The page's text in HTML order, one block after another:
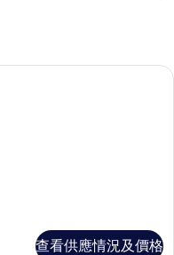
客房, 1 張標準雙人床 | 防敏寢具
查看供應情況及價格